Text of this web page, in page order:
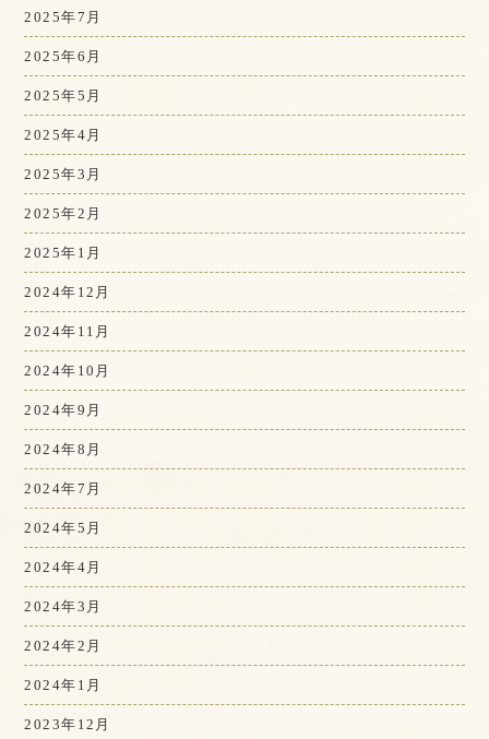
2025年7月
2025年6月
2025年5月
2025年4月
2025年3月
2025年2月
2025年1月
2024年12月
2024年11月
2024年10月
2024年9月
2024年8月
2024年7月
2024年5月
2024年4月
2024年3月
2024年2月
2024年1月
2023年12月